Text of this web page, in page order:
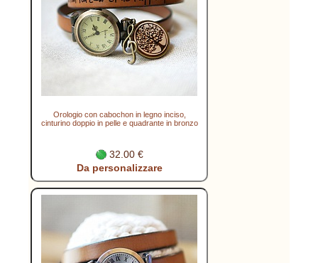
Orologio con cabochon in legno inciso,
cinturino doppio in pelle e quadrante in bronzo
32.00 €
Da personalizzare